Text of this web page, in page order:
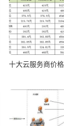
十大云服务商价